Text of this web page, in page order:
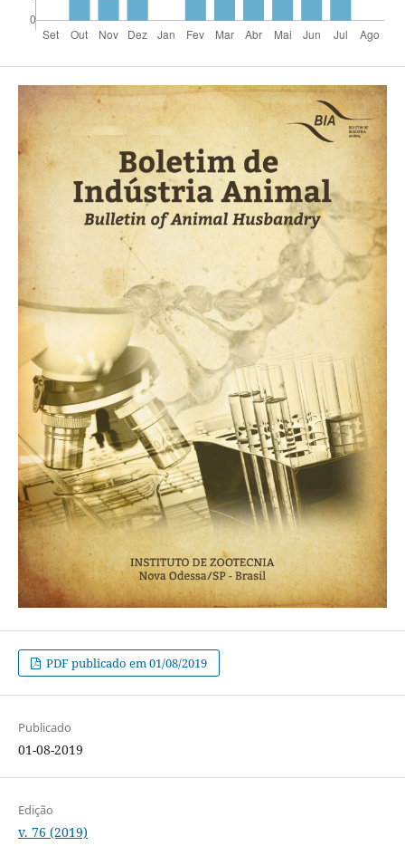
PDF publicado em 01/08/2019
Publicado
01-08-2019
Edição
v. 76 (2019)